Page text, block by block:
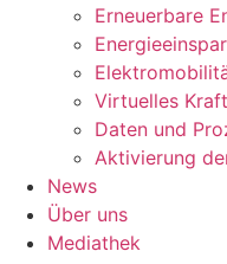
Erneuerbare
Virtuelles
Daten und
Aktivierung
News
Über uns
Mediathek